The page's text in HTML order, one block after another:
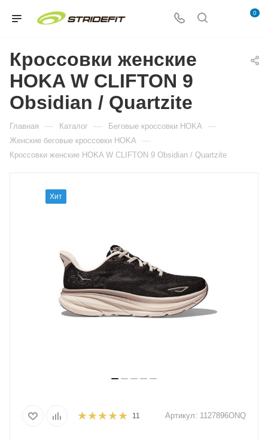
0
Кроссовки женские
HOKA W CLIFTON 9
Obsidian / Quartzite
Главная — Каталог — Беговые кроссовки HOKA —
Женские беговые кроссовки HOKA —
Кроссовки женские HOKA W CLIFTON 9 Obsidian / Quartzite
Хит
11 Артикул: 1127896ONQ